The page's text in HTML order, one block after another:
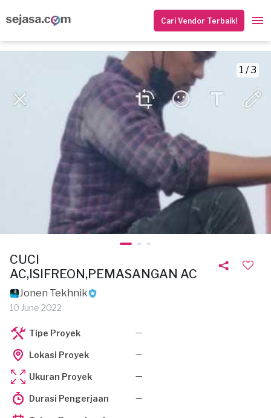
Cari Vendor Terbaik!
1 / 3
CUCI
AC,ISIFREON,PEMASANGAN AC
Jonen Tekhnik
10 June 2022
Tipe Proyek —
Lokasi Proyek —
Ukuran Proyek —
Durasi Pengerjaan —